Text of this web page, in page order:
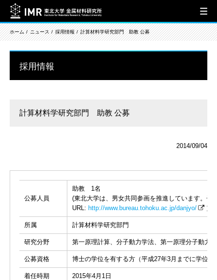
ホーム ニュース 採用情報 計算材料学研究部門 助教 公募
採用情報
計算材料学研究部門 助教 公募
2014/09/04
公募人員
助教 1名
(東北大学は、男女共同参画を推進しています。
URL: http://www.bureau.tohoku.ac.jp/danjyo/ ）
所属 計算材料学研究部門
研究分野 第一原理計算、分子動力学法、第一原理分子動力
公募資格 博士の学位を有する方（平成27年3月までに学位
着任時期 2015年4月1日